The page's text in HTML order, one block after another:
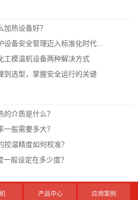
热设备好？
工模温机设备两种解决方式
到选型，掌握安全运行的关键
介质是什么？
般需要多大？
温精度如何校准？
般设定在多少度？
产品中心 应用案例